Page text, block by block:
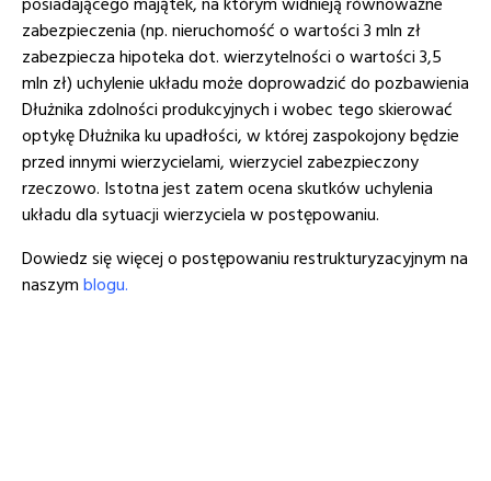
zabezpieczenia (np. nieruchomość o wartości 3 mln zł
zabezpiecza hipoteka dot. wierzytelności o wartości 3,5
mln zł) uchylenie układu może doprowadzić do pozbawienia
Dłużnika zdolności produkcyjnych i wobec tego skierować
optykę Dłużnika ku upadłości, w której zaspokojony będzie
przed innymi wierzycielami, wierzyciel zabezpieczony
rzeczowo. Istotna jest zatem ocena skutków uchylenia
układu dla sytuacji wierzyciela w postępowaniu.
Dowiedz się więcej o postępowaniu restrukturyzacyjnym na
naszymblogu.